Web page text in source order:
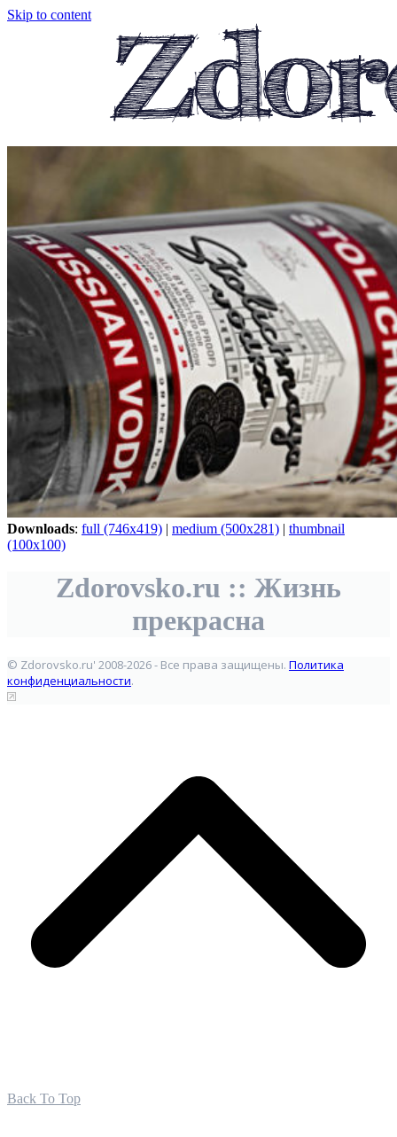
Skip to content
Downloads: full (746x419) | medium (500x281) | thumbnail
(100x100)
Zdorovsko.ru :: Жизнь
прекрасна
© Zdorovsko.ru' 2008-2026 - Все права защищены. Политика
конфиденциальности.
Back To Top